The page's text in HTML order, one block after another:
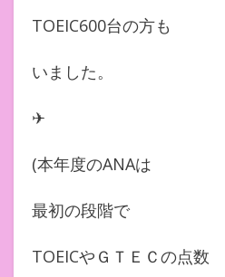
TOEIC600台の方も
いました。
✈︎
(本年度のANAは
最初の段階で
TOEICやＧＴＥＣの点数